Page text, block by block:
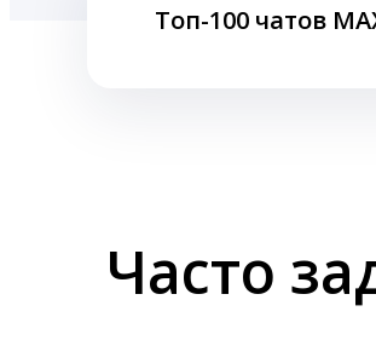
Топ-100 чатов
Часто